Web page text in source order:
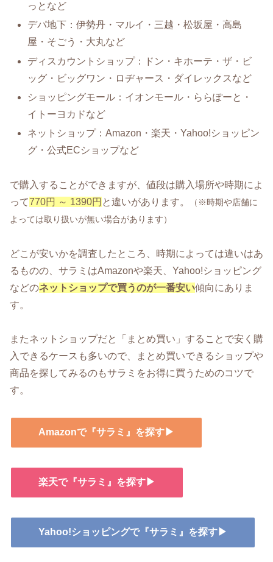
っとなど
デパ地下：伊勢丹・マルイ・三越・松坂屋・高島
屋・そごう・大丸など
ディスカウントショップ：ドン・キホーテ・ザ・ビ
ッグ・ビッグワン・ロヂャース・ダイレックスなど
ショッピングモール：イオンモール・ららぽーと・
イトーヨカドなど
ネットショップ：Amazon・楽天・Yahoo!ショッピン
グ・公式ECショップなど
で購入することができますが、値段は購入場所や時期によ
って770円 ～ 1390円 と違いがあります。
（※時期や店舗に
よっては取り扱いが無い場合があります）
どこが安いかを調査したところ、時期によっては違いはあ
るものの、サラミはAmazonや楽天、Yahoo!ショッピング
などのネットショップで買うのが一番安い傾向にありま
す。
またネットショップだと「まとめ買い」することで安く購
入できるケースも多いので、まとめ買いできるショップや
商品を探してみるのもサラミをお得に買うためのコツで
す。
Amazonで『サラミ』を探す▶
楽天で『サラミ』を探す▶
Yahoo!ショッピングで『サラミ』を探す▶